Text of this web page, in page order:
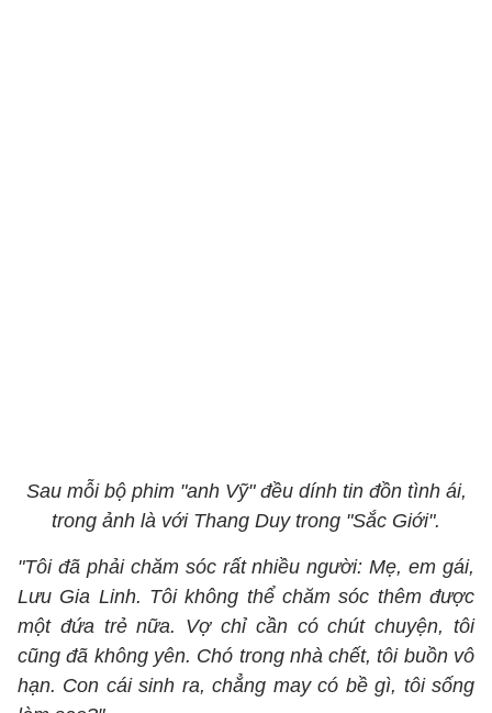
Sau mỗi bộ phim "anh Vỹ" đều dính tin đồn tình ái,
trong ảnh là với Thang Duy trong "Sắc Giới".
"Tôi đã phải chăm sóc rất nhiều người: Mẹ, em gái,
Lưu Gia Linh. Tôi không thể chăm sóc thêm được
một đứa trẻ nữa. Vợ chỉ cần có chút chuyện, tôi
cũng đã không yên. Chó trong nhà chết, tôi buồn vô
hạn. Con cái sinh ra, chẳng may có bề gì, tôi sống